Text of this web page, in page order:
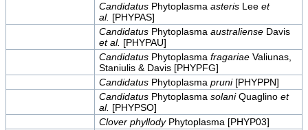
CandidatusPhytoplasma asterisLee et
al. [PHYPAS]
CandidatusPhytoplasma australienseDavis
et al. [PHYPAU]
CandidatusPhytoplasma fragariaeValiunas,
Staniulis & Davis [PHYPFG]
CandidatusPhytoplasma pruni[PHYPPN]
CandidatusPhytoplasma solaniQuaglino et
al. [PHYPSO]
Clover phyllodyPhytoplasma [PHYP03]